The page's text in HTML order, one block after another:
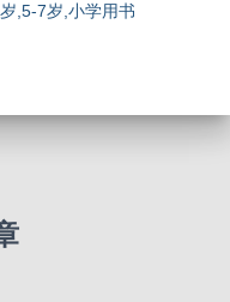
,5-7岁,小学用书